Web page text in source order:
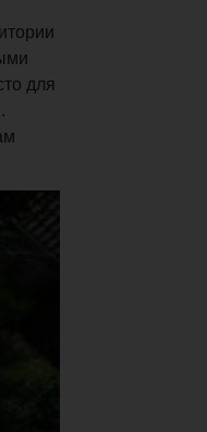
для